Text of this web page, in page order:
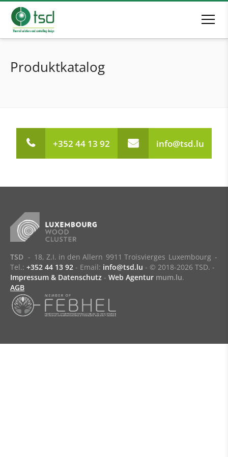
Produktkatalog
+352 44 13 92 info@tsd.lu
TSD - 18, Z.I. in den Allern 9911 Troisvierges Luxembourg -
Tel.: +352 44 13 92 - Email: info@tsd.lu - © 2018-2026 TSD. -
Impressum & Datenschutz - Web Agentur mum.lu.
AGB